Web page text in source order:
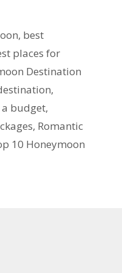
, best
places for
Destination
,
budget,
, Romantic
10 Honeymoon